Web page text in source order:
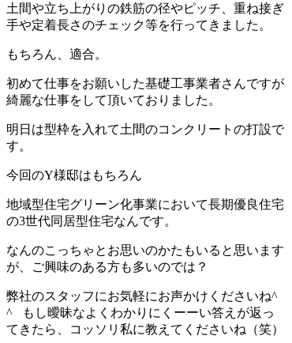
土間や立ち上がりの鉄筋の径やピッチ、重ね接ぎ
手や定着長さのチェック等を行ってきました。
もちろん、適合。
初めて仕事をお願いした基礎工事業者さんですが
綺麗な仕事をして頂いておりました。
明日は型枠を入れて土間のコンクリートの打設で
す。
今回のY様邸はもちろん
地域型住宅グリーン化事業において長期優良住宅
の3世代同居型住宅なんです。
なんのこっちゃとお思いのかたもいると思います
が、ご興味のある方も多いのでは？
弊社のスタッフにお気軽にお声かけくださいね^
^ もし曖昧なよくわかりにくーーい答えが返っ
てきたら、コッソリ私に教えてくださいね（笑）